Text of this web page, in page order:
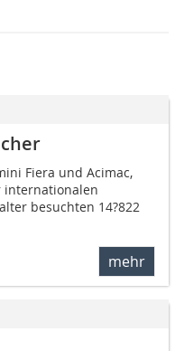
Fiera und Acimac,
internationalen
besuchten 14?822
mehr